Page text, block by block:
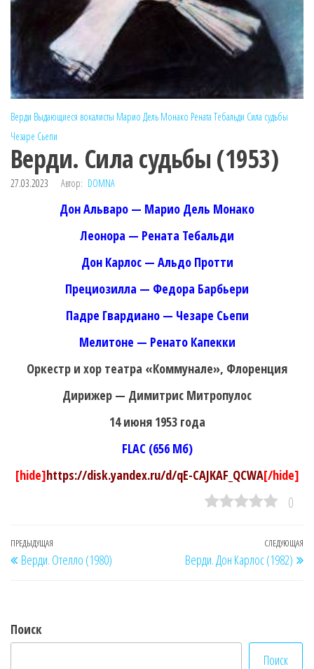
Верди Выдающиеся вокалисты Марио Дель Монако Рената Тебальди Сила судьбы
Чезаре Сьепи
Верди. Сила судьбы (1953)
27.03.2023 Автор: DOMNA
Дон Альваро — Марио Дель Монако
Леонора — Рената Тебальди
Дон Карлос — Альдо Протти
Прециозилла — Федора Барбьери
Падре Гвардиано — Чезаре Сьепи
Мелитоне — Ренато Капекки
Оркестр и хор театра «Коммунале», Флоренция
Дирижер — Димитрис Митропулос
14 июня 1953 года
FLAC (656 Мб)
[hide]https://disk.yandex.ru/d/qE-CAJKAF_QCWA[/hide]
0
Навигация
по
Предыдущая
запись
ПРЕДЫДУЩАЯ
Верди. Отелло (1980)
СЛЕДУЮЩАЯ
Верди. Дон Карлос (1982)
Поиск
Поиск